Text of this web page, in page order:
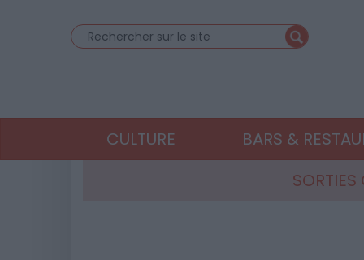
CULTURE BARS &
SORTIES